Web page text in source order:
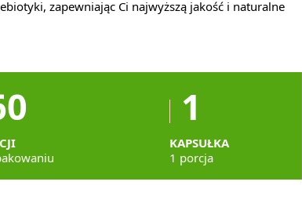
zapewniając Ci najwyższą jakość i naturalne
1
KAPSUŁKA
1 porcja